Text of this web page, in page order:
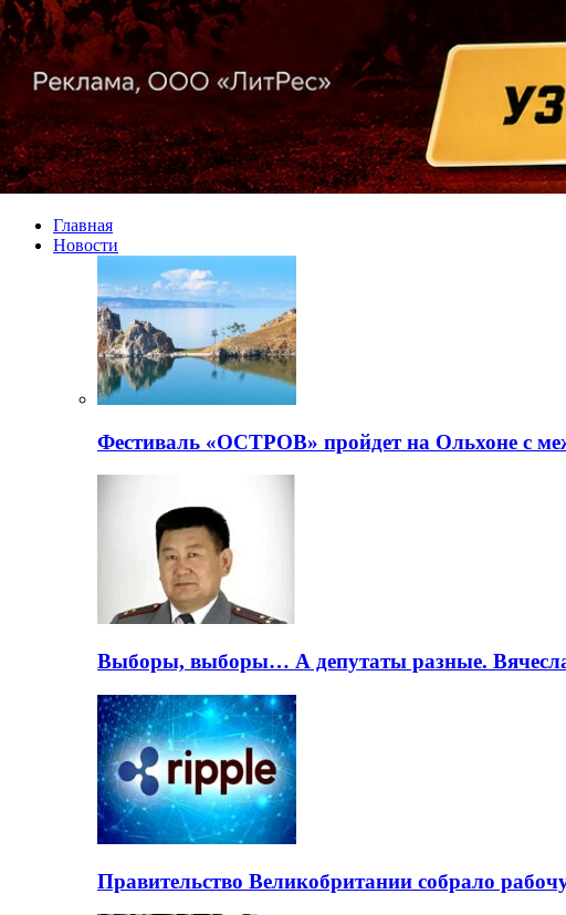
Главная
Новости
Фестиваль «ОСТРОВ» пройдет на Ольхоне с
Выборы, выборы… А депутаты разные.
Правительство Великобритании собрало